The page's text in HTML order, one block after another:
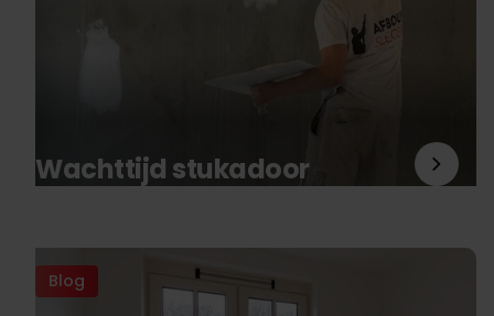
Wachttijd stukadoor
Blog